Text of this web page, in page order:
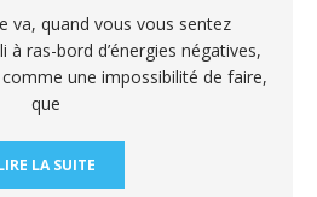
va, quand vous vous sentez
à ras-bord d’énergies négatives,
une impossibilité de faire,
que
LA SUITE